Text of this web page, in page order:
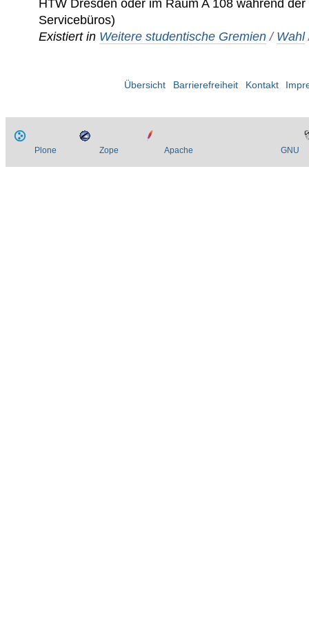
HTW Dresden oder im Raum A 108 während
Servicebüros)
Existiert in Weitere studentische Gremien / Wahl
Übersicht Barrierefreiheit Kontakt
Plone Zope Apache GNU